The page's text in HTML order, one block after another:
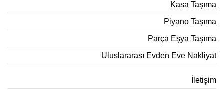
Kasa Taşıma
Piyano Taşıma
Parça Eşya Taşıma
Uluslararası Evden Eve Nakliyat
İletişim